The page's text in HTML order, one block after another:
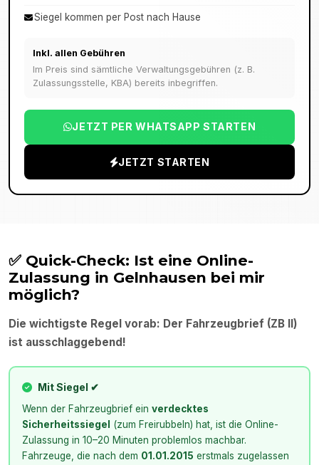
Siegel kommen per Post nach Hause
Inkl. allen Gebühren
Im Preis sind sämtliche Verwaltungsgebühren (z. B.
Zulassungsstelle, KBA) bereits inbegriffen.
JETZT PER WHATSAPP STARTEN
JETZT STARTEN
✅ Quick-Check: Ist eine Online-
Zulassung in Gelnhausen bei mir
möglich?
Die wichtigste Regel vorab: Der Fahrzeugbrief (ZB II)
ist ausschlaggebend!
Mit Siegel ✔
Wenn der Fahrzeugbrief einverdecktes
Sicherheitssiegel
(zum Freirubbeln) hat, ist die Online-
Zulassung in 10–20 Minuten problemlos machbar.
Fahrzeuge, die nach dem 01.01.2015 erstmals zugelassen